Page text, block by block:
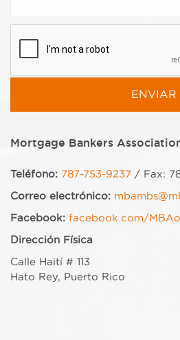
Mortgage Bankers
Teléfono: 787-753-9237 / Fax:
Correo electrónico:
Facebook: facebook.com/
Dirección Física
Calle Haití # 113
Hato Rey, Puerto Rico